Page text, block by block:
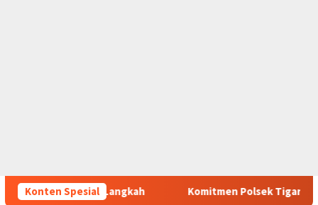
Konten Spesial
Komitmen Polsek Tigaraksa Tindak Tegas Peredaran Obat